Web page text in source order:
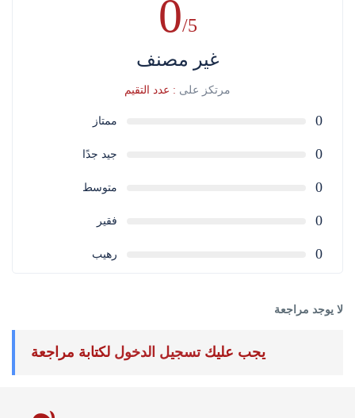
0/5
غير مصنف
مرتكز على : عدد التقيم
ممتاز 0
جيد جدًا 0
متوسط 0
فقير 0
رهيب 0
لا يوجد مراجعة
يجب عليكتسجيل الدخول لكتابة مراجعة